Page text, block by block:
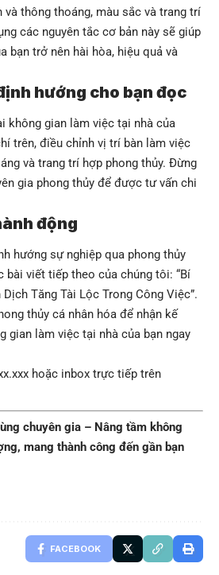
và thông thoáng, màu sắc và trang trí
các nguyên tắc cơ bản này sẽ giúp
bạn trở nên hài hòa, hiệu quả và
hướng cho bạn đọc
không gian làm việc tại nhà của
trên, điều chỉnh vị trí bàn làm việc
và trang trí hợp phong thủy. Đừng
gia phong thủy để được tư vấn chi
động
hướng sự nghiệp qua phong thủy
bài viết tiếp theo của chúng tôi: “Bí
Tăng Tài Lộc Trong Công Việc”.
thủy cá nhân hóa để nhận kế
gian làm việc tại nhà của bạn ngay
hoặc inbox trực tiếp trên
chuyên gia – Nâng tầm không
mang thành công đến gần bạn
FACEBOOK